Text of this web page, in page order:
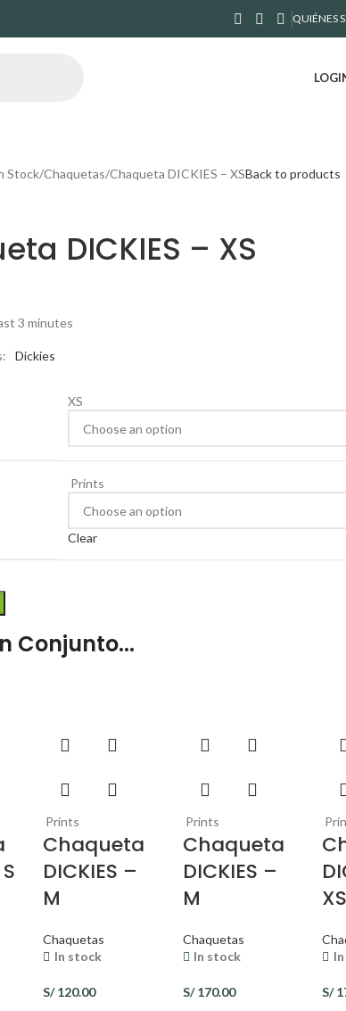
QUIÉNES
Stock Chaquetas Chaqueta DICKIES – XSBack to products
DICKIES – XS
3 minutes
Dickies
XS
Prints
Clear
Conjunto...
Prints
Chaqueta
DICKIES –
M
Chaquetas
In stock
S/120.00
Prints
Chaqueta
DICKIES –
M
Chaquetas
In stock
S/170.00
XS
S/